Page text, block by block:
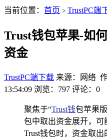
当前位置： 首页 > TrustPC端
Trust钱包苹果-如
资金
TrustPC端下载 来源：网络
13:54:09 浏览：797 评论：0
聚焦于“Trust钱包苹果
包中取出资金展开，可
Trust钱包时，资金取